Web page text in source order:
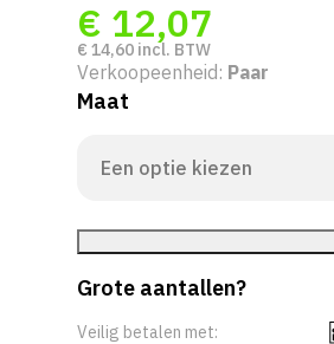
€ 12,07
€ 14,60 incl. BTW
Verkoopeenheid: Paar
Maat
Grote aantallen?
Veilig betalen met: